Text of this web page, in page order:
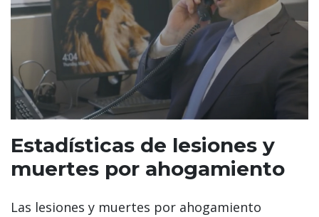
Estadísticas de lesiones y
muertes por ahogamiento
Las lesiones y muertes por ahogamiento